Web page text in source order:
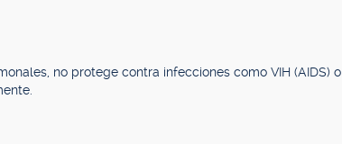
no protege contra infecciones como VIH (AIDS) o